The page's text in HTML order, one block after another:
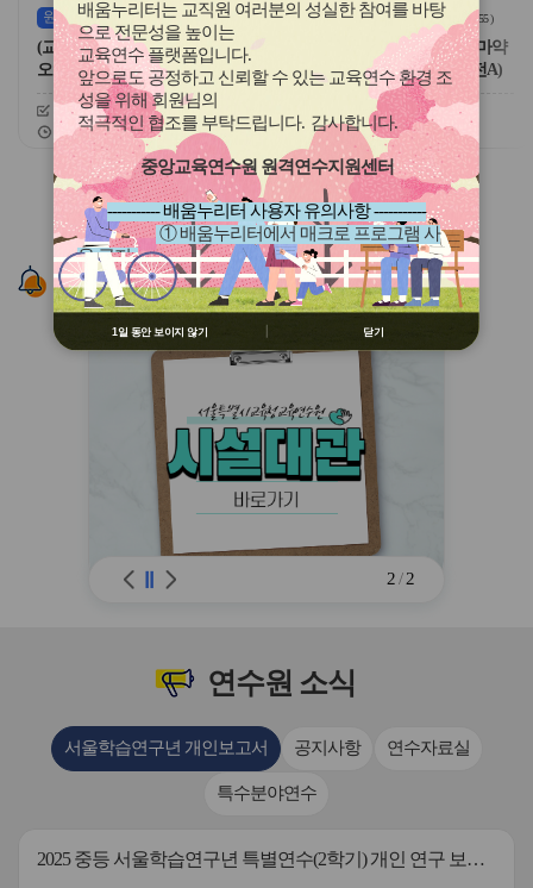
원격 (상시) ( 54)
(교원)(학교안전)마약류 중독 및
오남용 예방
신청기간
26.04.01 ~ 26.12.11
교육기간
26.04.01 ~ 26.12.18
원격(상시) 55)
교육행정-(원격)(학교안전)마약
류 중독 및 오남용 예방(안전A)
26.04.01 ~ 26.12.11
교육기간
26.04.01 ~ 26.12.18
슬
라
이
드
버
튼
이
전
슬
이
드
버
튼
다
알림존
2/2
연수원 소식
서울학습연구년 개인보고서 공지사항 연수자료실
특수분야연수
2025 중등 서울학습연구년 특별연수(2학기) 개인 연구 보고
배움누리터는 교직원 여러분의 성실한 참여를 바탕
으로 전문성을 높이는
교육연수 플랫폼입니다.
앞으로도 공정하고 신뢰할 수 있는 교육연수 환경 조
성을 위해 회원님의
적극적인 협조를 부탁드립니다. 감사합니다.
중앙교육연수원 원격연수지원센터
----------- 배움누리터 사용자 유의사항 -----------
① 배움누리터에서 매크로 프로그램 사
용 금지
② 배움누리터 수강용 매크로 프로그램
제작 배포 금지
③ 유무료 매크로 프로그램 사용을 블로
그 등에 홍보 금지
※ 유의사항 미준수 시 불이익 처분의 사
유가 될 수 있음
1일 동안 보이지 않기 닫기